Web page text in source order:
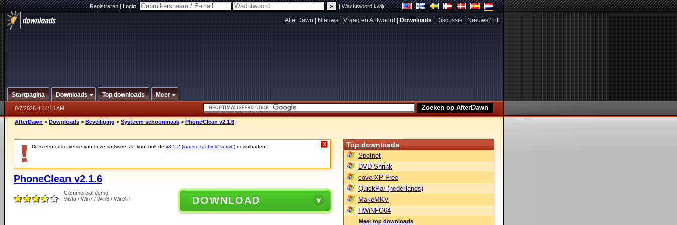
Registreren|Login: |Wachtwoord kwijt
AfterDawn Nieuws Vraag en Antwoord Downloads Discussie Nieuws2.nl
Startpagina Downloads Top downloads Meer
8/7/2026 4:44:16 AM
AfterDawn > Downloads > Beveiliging > Systeem schoonmaak > PhoneClean v2.1.6
Dit is een oude versie van deze software. Je kunt ook de v3.5.2 (laatste stabiele versie) downloaden. X
PhoneClean v2.1.6
Commercial demo
Vista / Win7 / Win8 / WinXP
DOWNLOAD
Top downloads
Spotnet
DVD Shrink
coverXP Free
QuickPar (nederlands)
MakeMKV
HWiNFO64
Meer top downloads